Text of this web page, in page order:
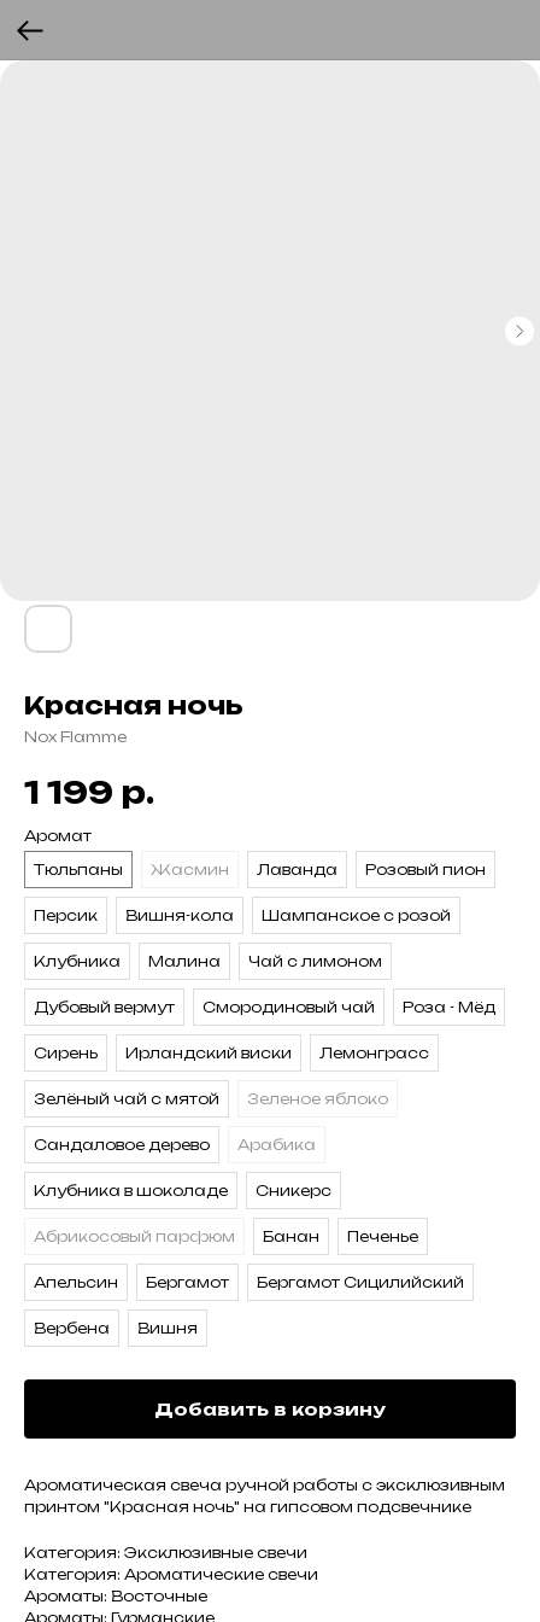
Красная ночь
Nox Flamme
1 199 р.
Аромат
Тюльпаны
Жасмин Лаванда Розовый пион
Персик Вишня-кола Шампанское с розой
Клубника Малина Чай с лимоном
Дубовый вермут Смородиновый чай Роза - Мёд
Сирень Ирландский виски Лемонграсс
Зелёный чай с мятой Зеленое яблоко
Сандаловое дерево Арабика
Клубника в шоколаде Сникерс
Абрикосовый парфюм Банан Печенье
Апельсин Бергамот Бергамот Сицилийский
Вербена Вишня
Добавить в корзину
Ароматическая свеча ручной работы с эксклюзивным
принтом "Красная ночь" на гипсовом подсвечнике
Категория: Эксклюзивные свечи
Категория: Ароматические свечи
Ароматы: Восточные
Ароматы: Гурманские